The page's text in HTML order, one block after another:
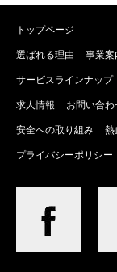
トップページ
選ばれる理由 事業案
サービスラインナップ
求人情報 お問い合わ
安全への取り組み 熱
プライバシーポリシー